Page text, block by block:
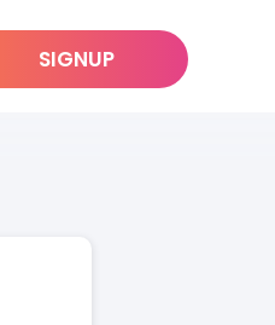
SIGNUP